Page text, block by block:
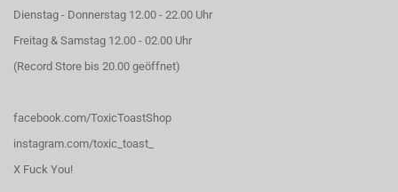
Dienstag - Donnerstag 12.00 - 22.00 Uhr
Freitag & Samstag 12.00 - 02.00 Uhr
(Record Store bis 20.00 geöffnet)
facebook.com/ToxicToastShop
instagram.com/toxic_toast_
X Fuck You!